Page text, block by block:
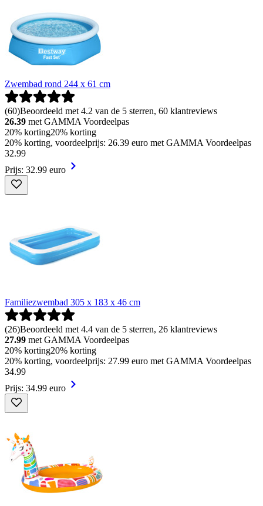
Zwembad rond 244 x 61 cm
(60)Beoordeeld met 4.2 van de 5 sterren, 60 klantreviews
26.39 met GAMMA Voordeelpas
20% korting20% korting
20% korting, voordeelprijs: 26.39 euro met GAMMA Voordeelpas
32.99
Prijs: 32.99 euro
Familiezwembad 305 x 183 x 46 cm
(26)Beoordeeld met 4.4 van de 5 sterren, 26 klantreviews
27.99 met GAMMA Voordeelpas
20% korting20% korting
20% korting, voordeelprijs: 27.99 euro met GAMMA Voordeelpas
34.99
Prijs: 34.99 euro